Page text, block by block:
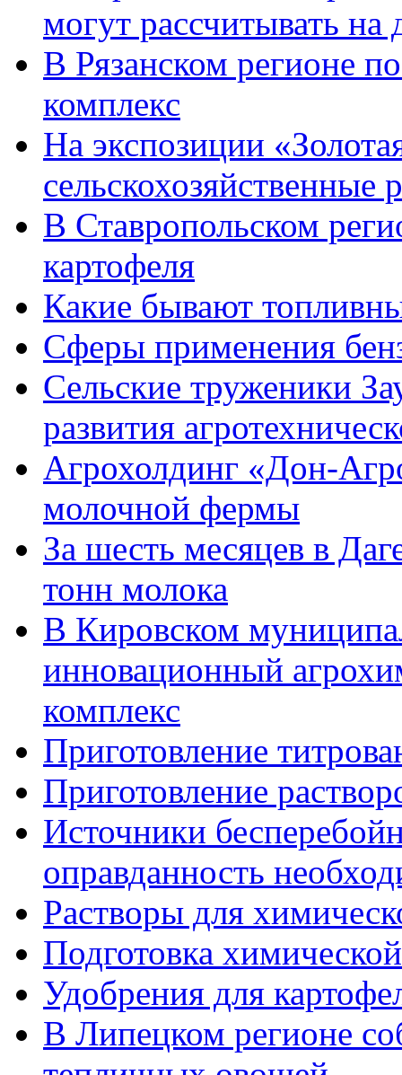
могут рассчитывать
В Рязанском регионе
комплекс
На экспозиции
сельскохозяйственные
В Ставропольском
картофеля
Какие бывают
Сферы применения
Сельские труженики
развития
Агрохолдинг «Дон-
молочной фермы
За шесть месяцев в
тонн молока
В Кировском
инновационный
комплекс
Приготовление
Приготовление
Источники
оправданность
Растворы для
Подготовка
Удобрения для
В Липецком регионе